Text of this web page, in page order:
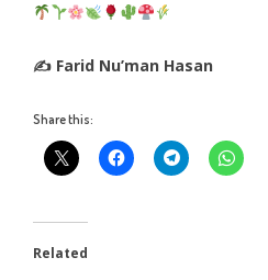
✍ Farid Nu’man Hasan
Share this:
Related